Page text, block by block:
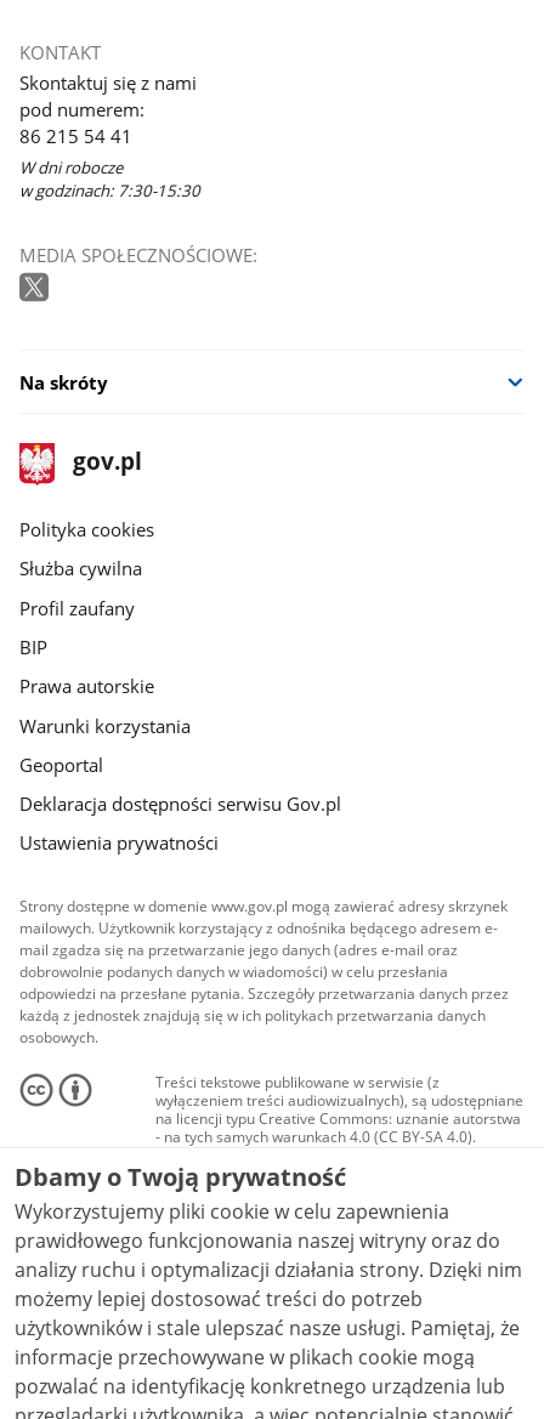
KONTAKT
Skontaktuj się z nami
pod numerem:
86 215 54 41
W dni robocze
w godzinach: 7:30-15:30
MEDIA SPOŁECZNOŚCIOWE:
Na skróty
stopka
gov.pl
Strona
gov.pl
gov.pl
Polityka cookies
Służba cywilna
Profil zaufany
BIP
Prawa autorskie
Warunki korzystania
Geoportal
Deklaracja dostępności serwisu Gov.pl
Ustawienia prywatności
Strony dostępne w domenie www.gov.pl mogą zawierać adresy skrzynek
mailowych. Użytkownik korzystający z odnośnika będącego adresem e-
mail zgadza się na przetwarzanie jego danych (adres e-mail oraz
dobrowolnie podanych danych w wiadomości) w celu przesłania
odpowiedzi na przesłane pytania. Szczegóły przetwarzania danych przez
każdą z jednostek znajdują się w ich politykach przetwarzania danych
osobowych.
Treści tekstowe publikowane w serwisie (z
wyłączeniem treści audiowizualnych), są udostępniane
na licencji typu Creative Commons: uznanie autorstwa
- na tych samych warunkach 4.0 (CC BY-SA 4.0).
Materiały audiowizualne, w tym zdjęcia, materiały
audio i wideo, są udostępniane na licencji typu
Creative Commons: uznanie autorstwa użycie
niekomercyjne - bez utworów zależnych 4.0 (CC BY-
NC-ND 4.0), o ile nie jest to stwierdzone inaczej.
Dbamy o Twoją prywatność
Wykorzystujemy pliki cookie w celu zapewnienia
prawidłowego funkcjonowania naszej witryny oraz do
analizy ruchu i optymalizacji działania strony. Dzięki nim
możemy lepiej dostosować treści do potrzeb
użytkowników i stale ulepszać nasze usługi. Pamiętaj, że
informacje przechowywane w plikach cookie mogą
pozwalać na identyfikację konkretnego urządzenia lub